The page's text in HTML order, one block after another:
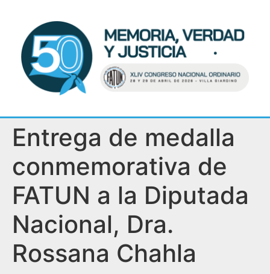
Entrega de medalla
conmemorativa de
FATUN a la Diputada
Nacional, Dra.
Rossana Chahla